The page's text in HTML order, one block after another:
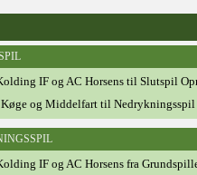
IF og AC Horsens til Slutspil
Køge og Middelfart til Nedrykningsspil
IF og AC Horsens fra